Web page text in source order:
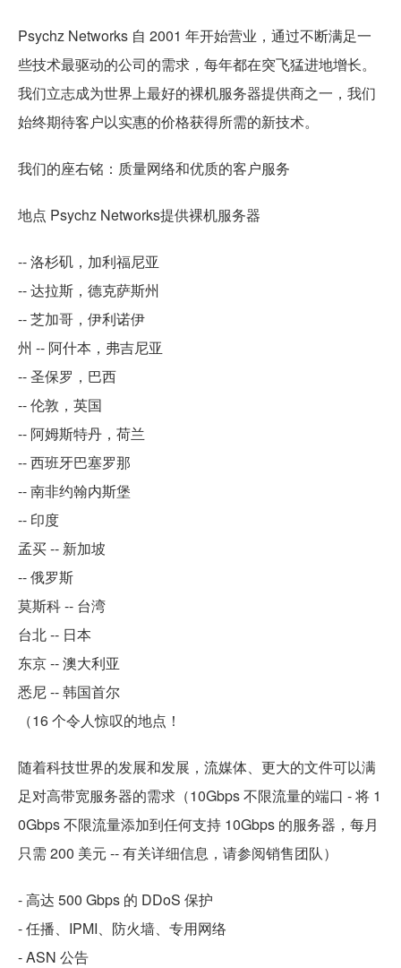
Psychz Networks 自 2001 年开始营业，通过不断满足一
些技术最驱动的公司的需求，每年都在突飞猛进地增长。
我们立志成为世界上最好的裸机服务器提供商之一，我们
始终期待客户以实惠的价格获得所需的新技术。
我们的座右铭：质量网络和优质的客户服务
地点 Psychz Networks提供裸机服务器
-- 洛杉矶，加利福尼亚
-- 达拉斯，德克萨斯州
-- 芝加哥，伊利诺伊
州 -- 阿什本，弗吉尼亚
-- 圣保罗，巴西
-- 伦敦，英国
-- 阿姆斯特丹，荷兰
-- 西班牙巴塞罗那
-- 南非约翰内斯堡
-- 印度
孟买 -- 新加坡
-- 俄罗斯
莫斯科 -- 台湾
台北 -- 日本
东京 -- 澳大利亚
悉尼 -- 韩国首尔
（16 个令人惊叹的地点！
随着科技世界的发展和发展，流媒体、更大的文件可以满
足对高带宽服务器的需求（10Gbps 不限流量的端口 - 将 1
0Gbps 不限流量添加到任何支持 10Gbps 的服务器，每月
只需 200 美元 -- 有关详细信息，请参阅销售团队）
- 高达 500 Gbps 的 DDoS 保护
- 任播、IPMI、防火墙、专用网络
- ASN 公告